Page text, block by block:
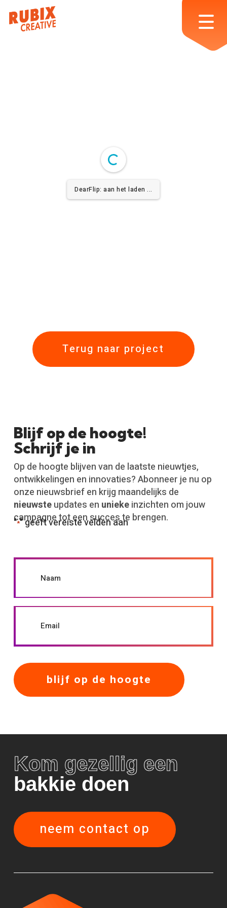
Menu
DearFlip: aan het laden ...
Terug naar project
Blijf op de hoogte!
Schrijf je in
Op de hoogte blijven van de laatste nieuwtjes,
ontwikkelingen en innovaties? Abonneer je nu op
onze nieuwsbrief en krijg maandelijks de
nieuwsteupdates en uniekeinzichten om jouw
campagne tot een succes te brengen.
"*" geeft vereiste velden aan
Kom gezellig een
bakkie doen
neem contact op